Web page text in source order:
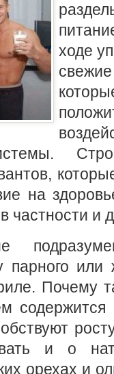
ходе
на
частности и
парного или
Почему
содержится
и о
орехах и